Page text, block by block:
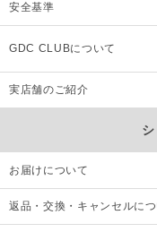
安全基準
GDC CLUBについて
実店舗のご紹介
お届けについて
返品・交換・キャンセルに